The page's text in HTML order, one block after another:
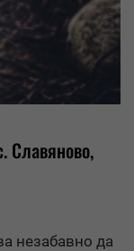
Славяново,
незабавно да